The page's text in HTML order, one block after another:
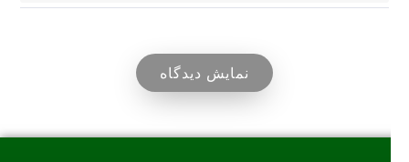
نمایش دیدگاه